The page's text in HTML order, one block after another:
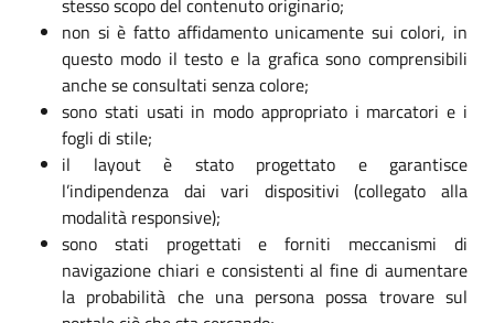
non si è fatto affidamento unicamente sui colori, in
questo modo il testo e la grafica sono comprensibili
anche se consultati senza colore;
sono stati usati in modo appropriato i marcatori e i
fogli di stile;
il layout è stato progettato e garantisce
l’indipendenza dai vari dispositivi (collegato alla
modalità responsive);
sono stati progettati e forniti meccanismi di
navigazione chiari e consistenti al fine di aumentare
la probabilità che una persona possa trovare sul